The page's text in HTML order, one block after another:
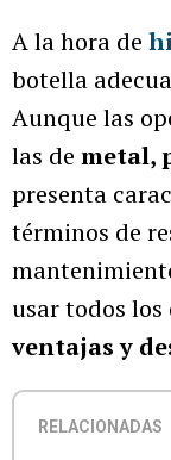
A la hora de
botella
Aunque las
las de metal,
presenta
términos de
usar todos los
ventajas y
RELACIONADAS